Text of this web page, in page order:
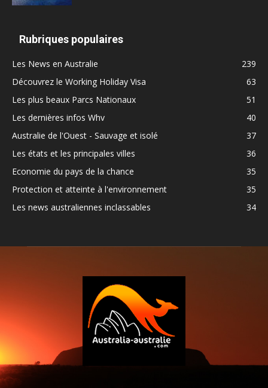
Rubriques populaires
Les News en Australie
239
Découvrez le Working Holiday Visa
63
Les plus beaux Parcs Nationaux
51
Les dernières infos Whv
40
Australie de l'Ouest - Sauvage et isolé
37
Les états et les principales villes
36
Economie du pays de la chance
35
Protection et atteinte à l'environnement
35
Les news australiennes inclassables
34